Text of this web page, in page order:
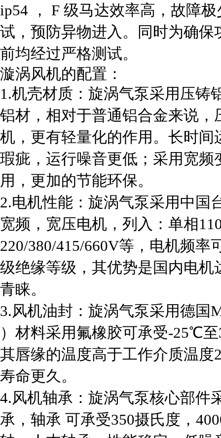
ip54 ， F 级马达效率高，故障
试，预防异物进入。同时为确
前均经过严格测试。
漩涡风机的配置：
1.机壳材质：旋涡气泵采用压铸
铝材，相对于普通铝合金来说
机，更有轻量化的作用。长时
瑕疵，运行噪音更低；采用宽
用，更加的节能环保。
2.电机性能：旋涡气泵采用中国
宽频，宽压电机，列入：单相
220/380/415/660V等，电机频率
级绝缘等级，其优势是国内电
青睐。
3.风机油封：旋涡气泵采用德国
）材料采用氟橡胶可承受-25℃
其唇缘的温度高于工作介质温
寿命更久。
4.风机轴承：旋涡气泵核心部件
承，轴承 可承受350摄氏度，